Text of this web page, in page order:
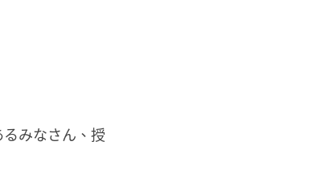
みなさん、授